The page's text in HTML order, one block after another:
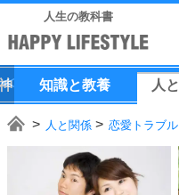
人生の教科書
知識と教養 人 と
人と関係 恋愛トラブル